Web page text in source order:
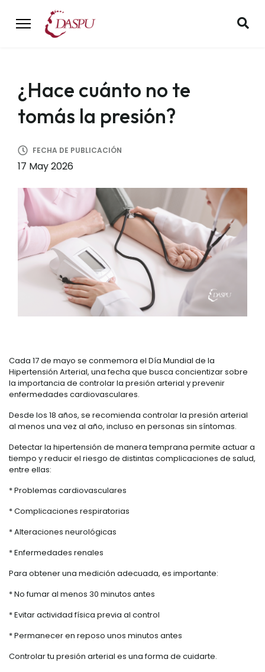
¿Hace cuánto no te
tomás la presión?
FECHA DE PUBLICACIÓN
17 May 2026
Cada 17 de mayo se conmemora el Día Mundial de la
Hipertensión Arterial, una fecha que busca concientizar sobre
la importancia de controlar la presión arterial y prevenir
enfermedades cardiovasculares.
Desde los 18 años, se recomienda controlar la presión arterial
al menos una vez al año, incluso en personas sin síntomas.
Detectar la hipertensión de manera temprana permite actuar a
tiempo y reducir el riesgo de distintas complicaciones de salud,
entre ellas:
* Problemas cardiovasculares
* Complicaciones respiratorias
* Alteraciones neurológicas
* Enfermedades renales
Para obtener una medición adecuada, es importante:
* No fumar al menos 30 minutos antes
* Evitar actividad física previa al control
* Permanecer en reposo unos minutos antes
Controlar tu presión arterial es una forma de cuidarte.